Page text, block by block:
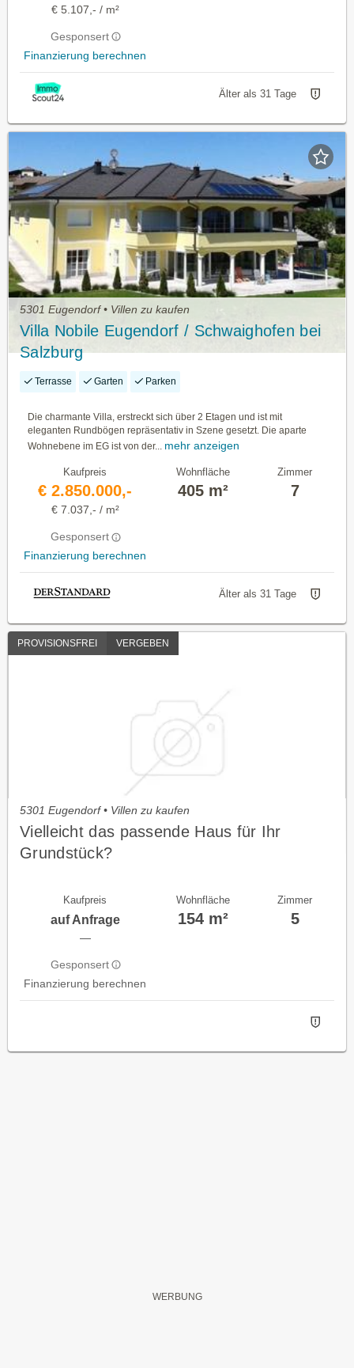
€ 5.107,- / m²
Gesponsert
Finanzierung berechnen
Älter als 31 Tage
5301 Eugendorf • Villen zu kaufen
Villa Nobile Eugendorf / Schwaighofen bei
Salzburg
Terrasse Garten Parken
Die charmante Villa, erstreckt sich über 2 Etagen und ist mit
eleganten Rundbögen repräsentativ in Szene gesetzt. Die aparte
Wohnebene im EG ist von der... mehr anzeigen
Kaufpreis
€ 2.850.000,-
€ 7.037,- / m²
Gesponsert
Finanzierung berechnen
Wohnfläche
405 m²
Zimmer
7
Älter als 31 Tage
PROVISIONSFREI VERGEBEN
5301 Eugendorf • Villen zu kaufen
Vielleicht das passende Haus für Ihr
Grundstück?
Kaufpreis
auf Anfrage
—
Gesponsert
Finanzierung berechnen
Wohnfläche
154 m²
Zimmer
5